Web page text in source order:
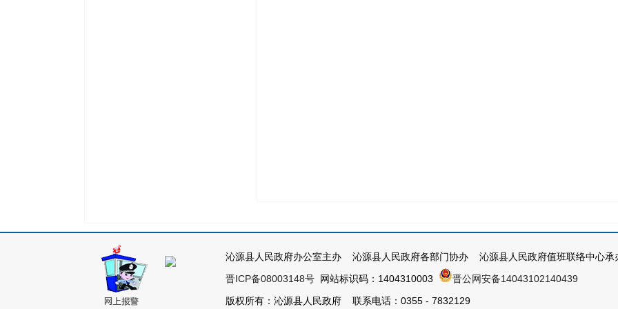
沁源县人民政府办公室主办 沁源县人民政府各部门协办 沁源县人民政府值班联络中心承
晋ICP备08003148号 网站标识码：1404310003
晋公网安备14043102140439
版权所有：沁源县人民政府 联系电话：0355 - 7832129